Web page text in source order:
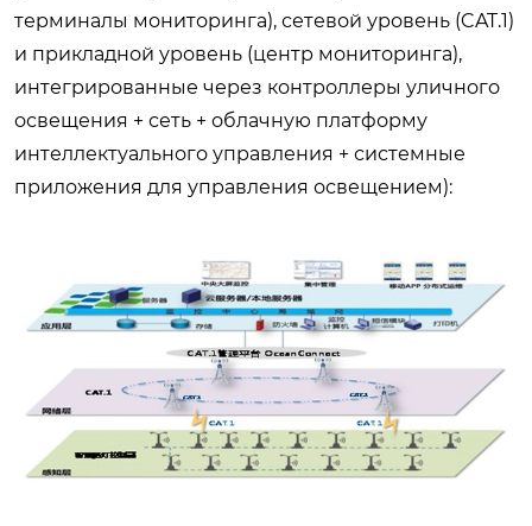
терминалы мониторинга), сетевой уровень (CAT.1)
и прикладной уровень (центр мониторинга),
интегрированные через контроллеры уличного
освещения + сеть + облачную платформу
интеллектуального управления + системные
приложения для управления освещением):